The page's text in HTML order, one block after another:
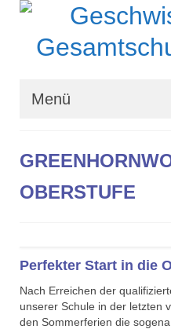
Menü
Organisation
Kontakt
OBERSTUFE
Perfekter Start in die
Nach Erreichen der
unserer Schule in der letzten
den Sommerferien die